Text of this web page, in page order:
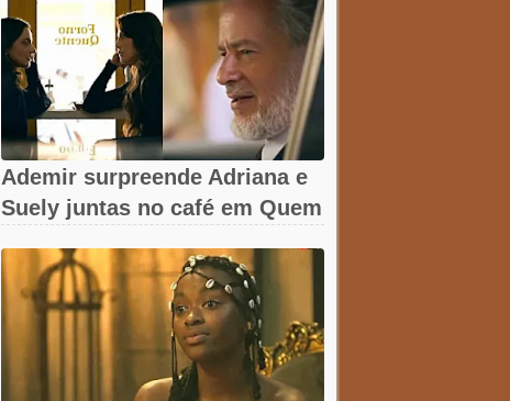
Ademir surpreende Adriana e
Suely juntas no café em Quem